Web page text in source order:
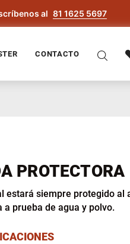
al 81 1625 5697
CONTACTO
PROTECTORA
estará siempre protegido al
a prueba de agua y polvo.